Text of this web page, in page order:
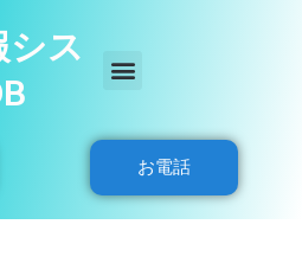
シス
お電話